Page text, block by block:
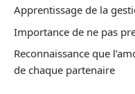
Apprentissage de la
Importance de ne pas
Reconnaissance que
de chaque partenaire